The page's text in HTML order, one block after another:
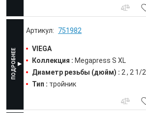
751982
VIEGA
Коллекция : Megapress S XL
Диаметр резьбы (дюйм) : 2
2 1/2
Тип : тройник